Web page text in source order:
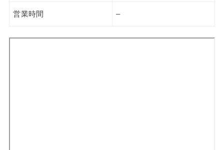
営業時間 –